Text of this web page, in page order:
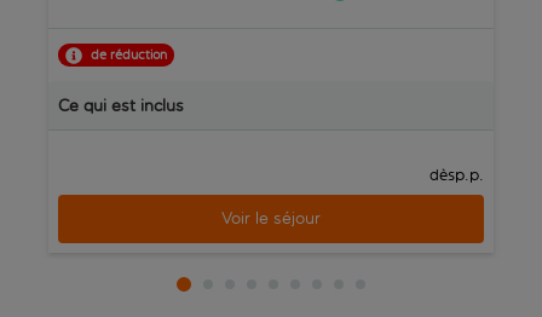
de réduction
Ce qui est inclus
dèsp.p.
Voir le séjour